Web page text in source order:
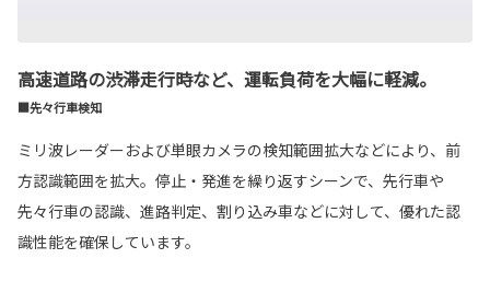
高速道路の渋滞走行時など、運転負荷を大幅に軽減。
■先々行車検知
ミリ波レーダーおよび単眼カメラの検知範囲拡大などにより、前
方認識範囲を拡大。停止・発進を繰り返すシーンで、先行車や
先々行車の認識、進路判定、割り込み車などに対して、優れた認
識性能を確保しています。